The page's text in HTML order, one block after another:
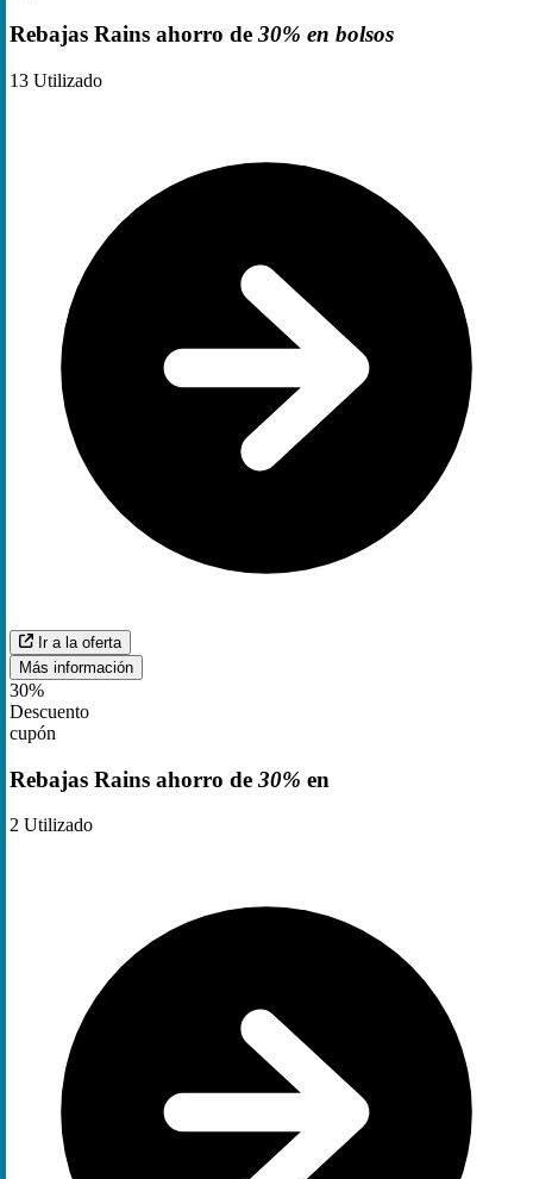
Rebajas Rains ahorro de 30% en bolsos
13 Utilizado
Ir a la oferta
Más información
30%
Descuento
cupón
Rebajas Rains ahorro de 30% en
2 Utilizado